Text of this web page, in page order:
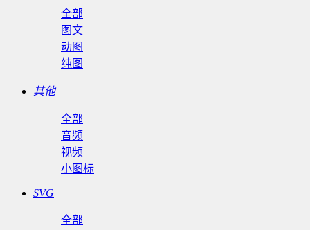
全部
图文
动图
纯图
其他
全部
音频
视频
小图标
SVG
全部